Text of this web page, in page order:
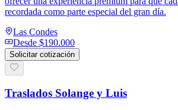
recordada como parte especial del gran día.
Las Condes
Desde $190.000
Solicitar cotización
Traslados Solange y Luis